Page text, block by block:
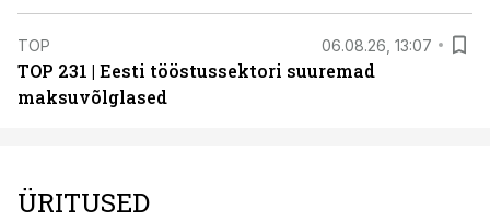
TOP 06.08.26, 13:07
TOP 231 | Eesti tööstussektori suuremad
maksuvõlglased
ÜRITUSED